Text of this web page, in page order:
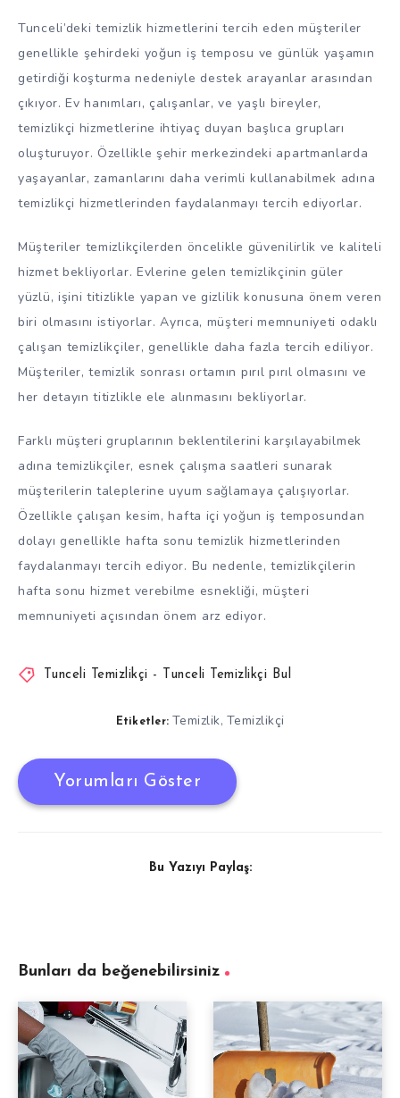
Tunceli’deki temizlik hizmetlerini tercih eden müşteriler
genellikle şehirdeki yoğun iş temposu ve günlük yaşamın
getirdiği koşturma nedeniyle destek arayanlar arasından
çıkıyor. Ev hanımları, çalışanlar, ve yaşlı bireyler,
temizlikçi hizmetlerine ihtiyaç duyan başlıca grupları
oluşturuyor. Özellikle şehir merkezindeki apartmanlarda
yaşayanlar, zamanlarını daha verimli kullanabilmek adına
temizlikçi hizmetlerinden faydalanmayı tercih ediyorlar.
Müşteriler temizlikçilerden öncelikle güvenilirlik ve kaliteli
hizmet bekliyorlar. Evlerine gelen temizlikçinin güler
yüzlü, işini titizlikle yapan ve gizlilik konusuna önem veren
biri olmasını istiyorlar. Ayrıca, müşteri memnuniyeti odaklı
çalışan temizlikçiler, genellikle daha fazla tercih ediliyor.
Müşteriler, temizlik sonrası ortamın pırıl pırıl olmasını ve
her detayın titizlikle ele alınmasını bekliyorlar.
Farklı müşteri gruplarının beklentilerini karşılayabilmek
adına temizlikçiler, esnek çalışma saatleri sunarak
müşterilerin taleplerine uyum sağlamaya çalışıyorlar.
Özellikle çalışan kesim, hafta içi yoğun iş temposundan
dolayı genellikle hafta sonu temizlik hizmetlerinden
faydalanmayı tercih ediyor. Bu nedenle, temizlikçilerin
hafta sonu hizmet verebilme esnekliği, müşteri
memnuniyeti açısından önem arz ediyor.
Tunceli Temizlikçi - Tunceli Temizlikçi Bul
Etiketler: Temizlik, Temizlikçi
Yorumları Göster
Bu Yazıyı Paylaş:
Bunları da beğenebilirsiniz